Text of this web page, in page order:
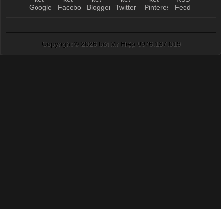
Copyright © 2026 bởi Mr Hiệp 0976.137.019